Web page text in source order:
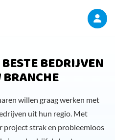
BEDRIJVEN
willen graag werken met
uit hun regio. Met
strak en probleemloos